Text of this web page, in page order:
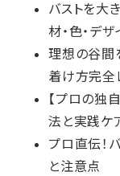
バストを大
材・色・デ
理想の谷間
着け方完全
【プロの独
法と実践ケ
プロ直伝！
と注意点